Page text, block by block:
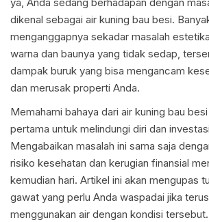
dikenal sebagai air kuning bau besi.
menganggapnya sekadar masalah
warna dan baunya yang tidak sedap,
dampak buruk yang bisa mengancam
dan merusak properti Anda.
Memahami bahaya dari air kuning bau
pertama untuk melindungi diri dan
Mengabaikan masalah ini sama saja
risiko kesehatan dan kerugian finansial
kemudian hari. Artikel ini akan mengupas
gawat yang perlu Anda waspadai jika
menggunakan air dengan kondisi tersebut.